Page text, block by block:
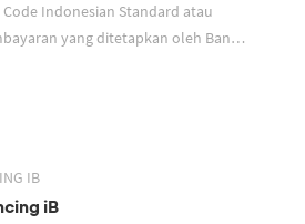
yang ditetapkan oleh Bank
IB
iB